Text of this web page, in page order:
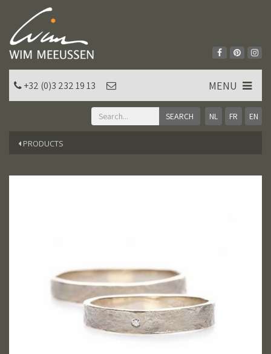
NL FR EN
+32 (0)3 232 19 13 MENU
PRODUCTS